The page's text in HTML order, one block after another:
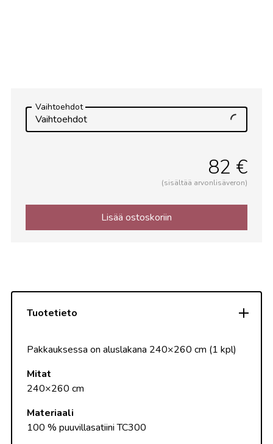
Vaihtoehdot
Vaihtoehdot
82 €
(sisältää arvonlisäveron)
Lisää ostoskoriin
Tuotetieto
Pakkauksessa on aluslakana 240×260 cm (1 kpl)
Mitat
240×260 cm
Materiaali
100 % puuvillasatiini TC300